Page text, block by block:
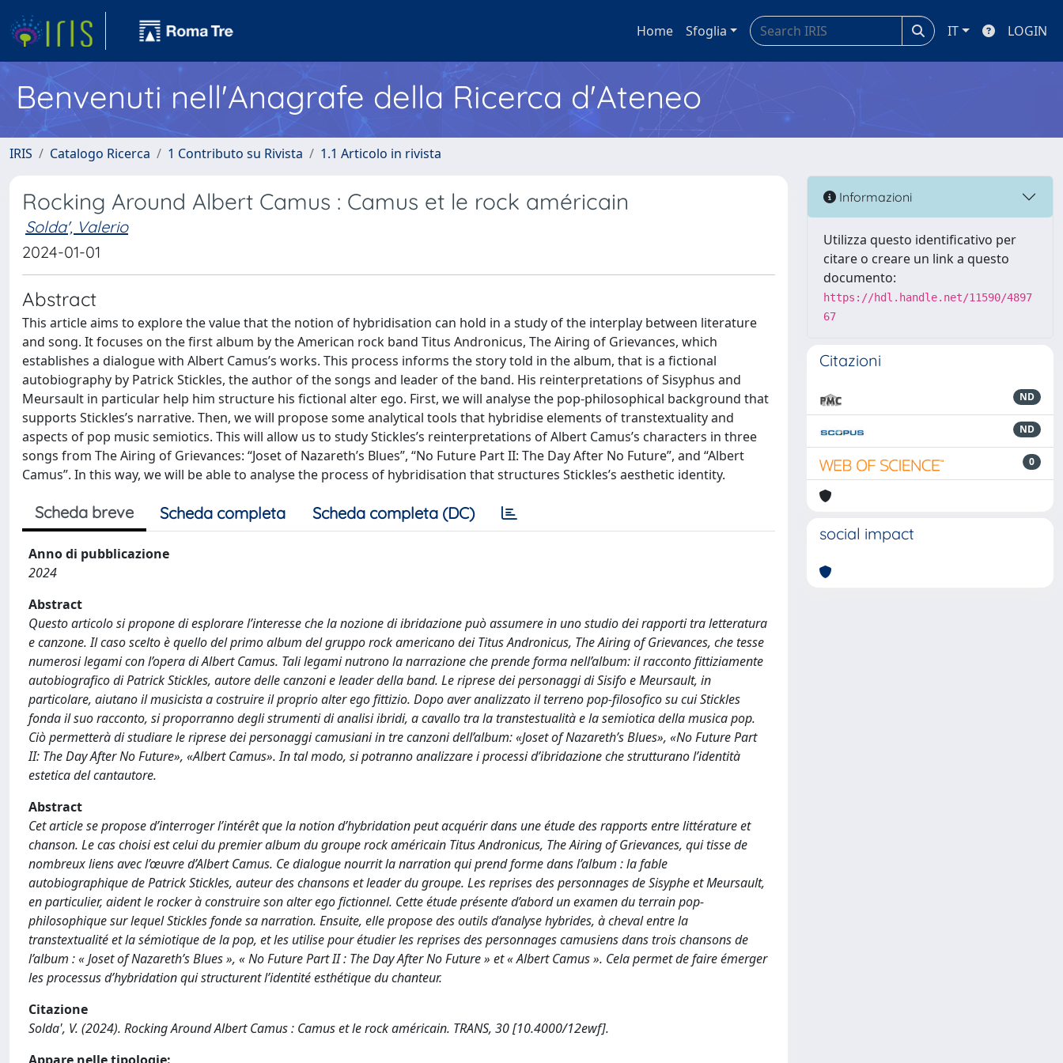
Home Sfoglia IT LOGIN
Benvenuti nell'Anagrafe della Ricerca d'Ateneo
IRIS Catalogo Ricerca 1 Contributo su Rivista 1.1 Articolo in rivista
Rocking Around Albert Camus : Camus et le rock américain
Solda', Valerio
2024-01-01
Abstract
This article aims to explore the value that the notion of hybridisation can hold in a study of the interplay between literature
and song. It focuses on the first album by the American rock band Titus Andronicus, The Airing of Grievances, which
establishes a dialogue with Albert Camus’s works. This process informs the story told in the album, that is a fictional
autobiography by Patrick Stickles, the author of the songs and leader of the band. His reinterpretations of Sisyphus and
Meursault in particular help him structure his fictional alter ego. First, we will analyse the pop-philosophical background that
supports Stickles’s narrative. Then, we will propose some analytical tools that hybridise elements of transtextuality and
aspects of pop music semiotics. This will allow us to study Stickles’s reinterpretations of Albert Camus’s characters in three
songs from The Airing of Grievances: “Joset of Nazareth’s Blues”, “No Future Part II: The Day After No Future”, and “Albert
Camus”. In this way, we will be able to analyse the process of hybridisation that structures Stickles’s aesthetic identity.
Scheda breve Scheda completa Scheda completa (DC)
Anno di pubblicazione
2024
Abstract
Questo articolo si propone di esplorare l’interesse che la nozione di ibridazione può assumere in uno studio dei rapporti tra letteratura
e canzone. Il caso scelto è quello del primo album del gruppo rock americano dei Titus Andronicus, The Airing of Grievances, che tesse
numerosi legami con l’opera di Albert Camus. Tali legami nutrono la narrazione che prende forma nell’album: il racconto fittiziamente
autobiografico di Patrick Stickles, autore delle canzoni e leader della band. Le riprese dei personaggi di Sisifo e Meursault, in
particolare, aiutano il musicista a costruire il proprio alter ego fittizio. Dopo aver analizzato il terreno pop-filosofico su cui Stickles
fonda il suo racconto, si proporranno degli strumenti di analisi ibridi, a cavallo tra la transtestualità e la semiotica della musica pop.
Ciò permetterà di studiare le riprese dei personaggi camusiani in tre canzoni dell’album: «Joset of Nazareth’s Blues», «No Future Part
II: The Day After No Future», «Albert Camus». In tal modo, si potranno analizzare i processi d’ibridazione che strutturano l’identità
estetica del cantautore.
Abstract
Cet article se propose d’interroger l’intérêt que la notion d’hybridation peut acquérir dans une étude des rapports entre littérature et
chanson. Le cas choisi est celui du premier album du groupe rock américain Titus Andronicus, The Airing of Grievances, qui tisse de
nombreux liens avec l’œuvre d’Albert Camus. Ce dialogue nourrit la narration qui prend forme dans l’album : la fable
autobiographique de Patrick Stickles, auteur des chansons et leader du groupe. Les reprises des personnages de Sisyphe et Meursault,
en particulier, aident le rocker à construire son alter ego fictionnel. Cette étude présente d’abord un examen du terrain pop-
philosophique sur lequel Stickles fonde sa narration. Ensuite, elle propose des outils d’analyse hybrides, à cheval entre la
transtextualité et la sémiotique de la pop, et les utilise pour étudier les reprises des personnages camusiens dans trois chansons de
l’album : « Joset of Nazareth’s Blues », « No Future Part II : The Day After No Future » et « Albert Camus ». Cela permet de faire émerger
les processus d’hybridation qui structurent l’identité esthétique du chanteur.
Citazione
Solda', V. (2024). Rocking Around Albert Camus : Camus et le rock américain. TRANS, 30 [10.4000/12ewf].
Informazioni
Utilizza questo identificativo per
citare o creare un link a questo
documento:
https://hdl.handle.net/11590/4897
67
Citazioni
ND
ND
0
social impact